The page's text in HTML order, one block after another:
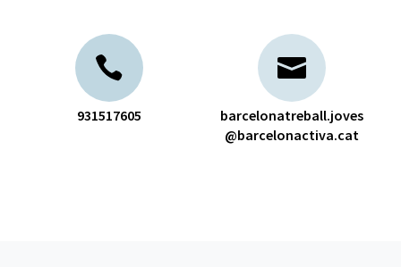
931517605
barcelonatreball.joves
@barcelonactiva.cat